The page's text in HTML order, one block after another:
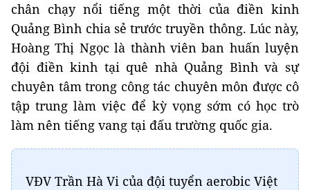
chân chạy nổi tiếng một thời của điền kinh
Quảng Bình chia sẻ trước truyền thông. Lúc này,
Hoàng Thị Ngọc là thành viên ban huấn luyện
đội điền kinh tại quê nhà Quảng Bình và sự
chuyên tâm trong công tác chuyên môn được cô
tập trung làm việc để kỳ vọng sớm có học trò
làm nên tiếng vang tại đấu trường quốc gia.
VĐV Trần Hà Vi của đội tuyển aerobic Việt